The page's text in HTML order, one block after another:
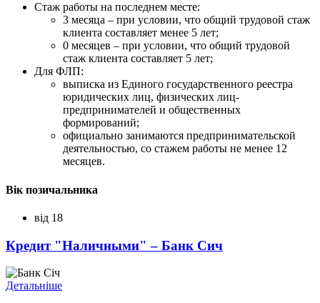
Стаж работы на последнем месте:
3 месяца – при условии, что общий трудовой стаж
клиента составляет менее 5 лет;
0 месяцев – при условии, что общий трудовой
стаж клиента составляет 5 лет;
Для ФЛП:
выписка из Единого государственного реестра
юридических лиц, физических лиц-
предпринимателей и общественных
формирований;
официально занимаются предпринимательской
деятельностью, со стажем работы не менее 12
месяцев.
Вік позичальника
від 18
Кредит "Наличными" – Банк Сич
Детальніше